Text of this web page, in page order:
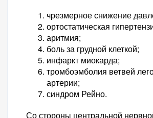
чрезмерное снижение
ортостатическая
аритмия;
боль за грудной клеткой;
инфаркт миокарда;
тромбоэмболия ветвей
артерии;
синдром Рейно.
Со стороны центральной